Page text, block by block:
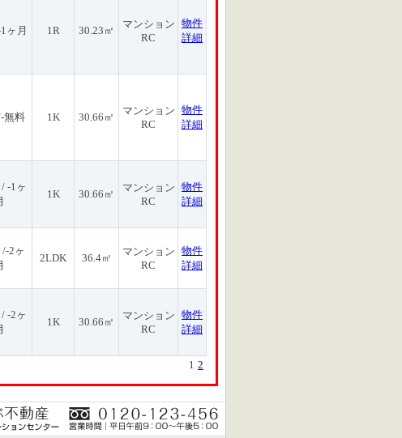
ヶ月 1R 30.23㎡
マンション
RC
物件
詳細
無料 1K 30.66㎡
マンション
RC
物件
詳細
-1ヶ
1K 30.66㎡
マンション
RC
物件
詳細
2ヶ
2LDK 36.4㎡
マンション
RC
物件
詳細
-2ヶ
1K 30.66㎡
マンション
RC
物件
詳細
1 2